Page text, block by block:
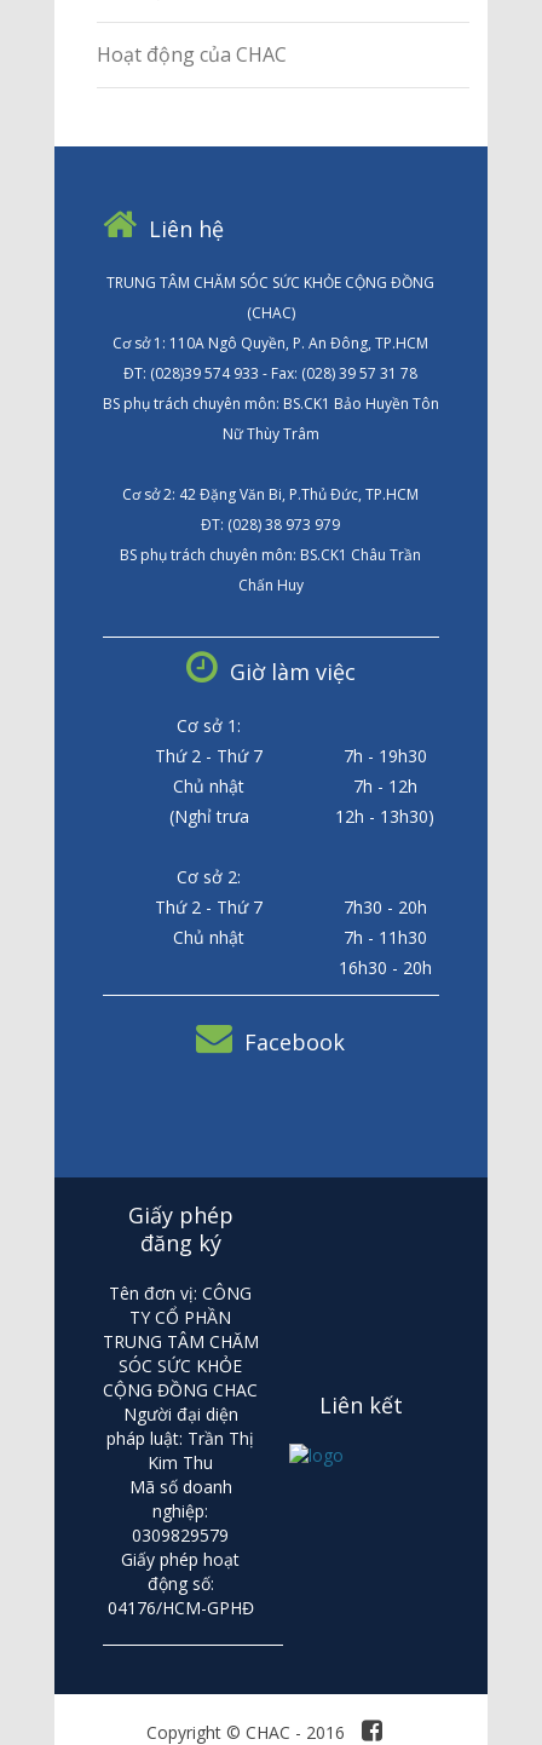
Hoạt động của CHAC
Liên hệ
TRUNG TÂM CHĂM SÓC SỨC KHỎE CỘNG ĐỒNG
(CHAC)
Cơ sở 1: 110A Ngô Quyền, P. An Đông, TP.HCM
ĐT: (028)39 574 933 - Fax: (028) 39 57 31 78
BS phụ trách chuyên môn: BS.CK1 Bảo Huyền Tôn
Nữ Thùy Trâm
Cơ sở 2: 42 Đặng Văn Bi, P.Thủ Đức, TP.HCM
ĐT: (028) 38 973 979
BS phụ trách chuyên môn: BS.CK1 Châu Trần
Chấn Huy
Giờ làm việc
Cơ sở 1:
Thứ 2 - Thứ 7
7h - 19h30
Chủ nhật
7h - 12h
(Nghỉ trưa
12h - 13h30)
Cơ sở 2:
Thứ 2 - Thứ 7
7h30 - 20h
Chủ nhật
7h - 11h30
16h30 - 20h
Facebook
Giấy phép
đăng ký
Tên đơn vị: CÔNG
TY CỔ PHẦN
TRUNG TÂM CHĂM
SÓC SỨC KHỎE
CỘNG ĐỒNG CHAC
Người đại diện
pháp luật: Trần Thị
Kim Thu
Mã số doanh
nghiệp:
0309829579
Giấy phép hoạt
động số:
04176/HCM-GPHĐ
Liên kết
Copyright © CHAC - 2016